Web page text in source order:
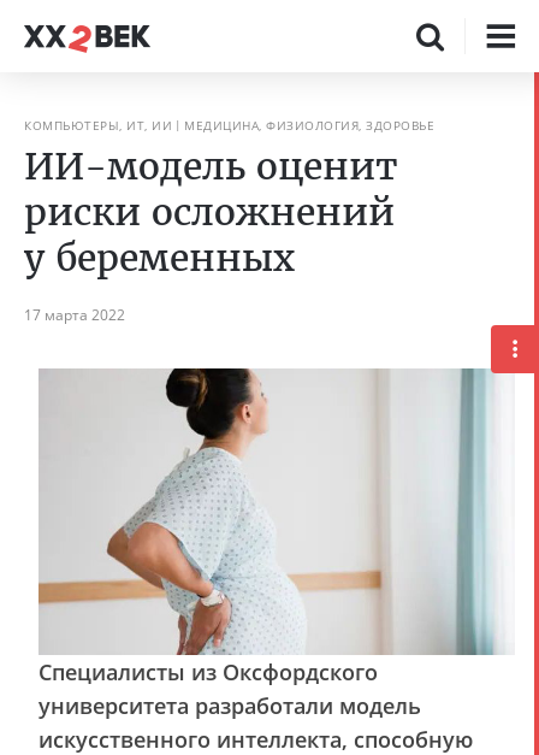
КОМПЬЮТЕРЫ, ИТ, ИИ МЕДИЦИНА, ФИЗИОЛОГИЯ, ЗДОРОВЬЕ
ИИ-модель оценит
риски осложнений
у беременных
17 марта 2022
Специалисты из Оксфордского
университета разработали модель
искусственного интеллекта, способную